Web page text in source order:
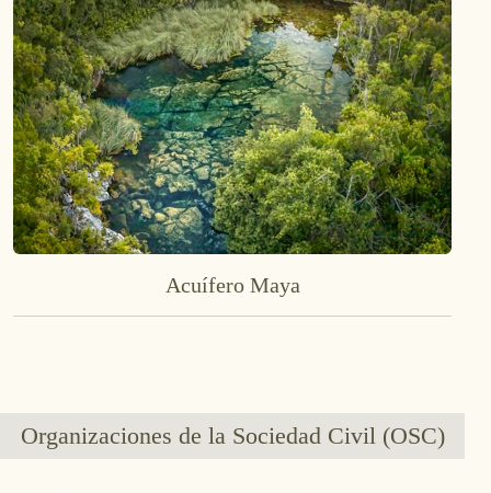
Acuífero Maya
Organizaciones de la Sociedad Civil (OSC)